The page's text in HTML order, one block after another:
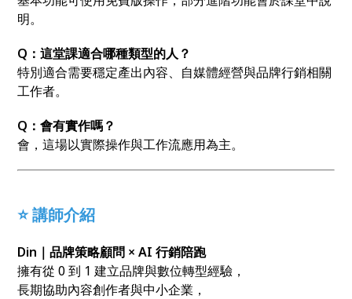
明。
Q：這堂課適合哪種類型的人？
特別適合需要穩定產出內容、自媒體經營與品牌行銷相關
工作者。
Q：會有實作嗎？
會，這場以實際操作與工作流應用為主。
⭐ 講師介紹
Din｜品牌策略顧問 × AI 行銷陪跑
擁有從 0 到 1 建立品牌與數位轉型經驗，
長期協助內容創作者與中小企業，